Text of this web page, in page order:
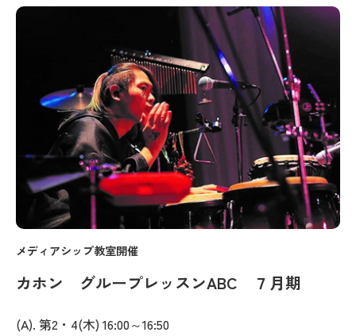
メディアシップ教室開催
カホン グループレッスンABC ７月期
(A). 第2・4(木) 16:00～16:50